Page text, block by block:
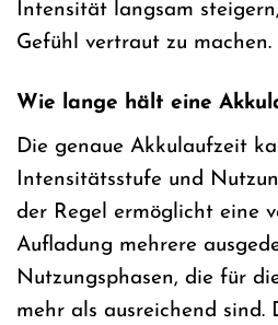
Intensität langsam
Gefühl vertraut zu machen.
Wie lange hält eine
Die genaue Akkulaufzeit
Intensitätsstufe und
der Regel ermöglicht eine
Aufladung mehrere
Nutzungsphasen, die für
mehr als ausreichend sind.